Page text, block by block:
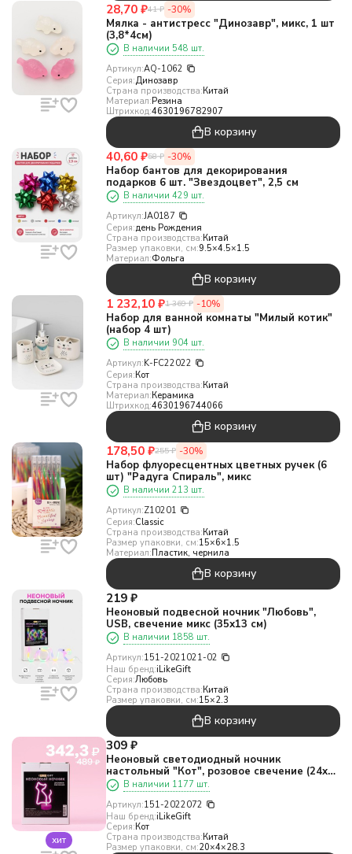
28,70 ₽41 ₽ -30%
Мялка - антистресс "Динозавр", микс, 1 шт
(3,8*4см)
В наличии 548 шт.
Артикул:AQ-1062
Серия:Динозавр
Страна производства:Китай
Материал:Резина
Штрихкод:4630196782907
В корзину
40,60 ₽58 ₽ -30%
Набор бантов для декорирования
подарков 6 шт. "Звездоцвет", 2,5 см
В наличии 429 шт.
Артикул:JA0187
Серия:день Рождения
Страна производства:Китай
Размер упаковки, см:9.5×4.5×1.5
Материал:Фольга
В корзину
1 232,10 ₽1 369 ₽ -10%
Набор для ванной комнаты "Милый котик"
(набор 4 шт)
В наличии 904 шт.
Артикул:K-FC22022
Серия:Кот
Страна производства:Китай
Материал:Керамика
Штрихкод:4630196744066
В корзину
178,50 ₽255 ₽ -30%
Набор флуоресцентных цветных ручек (6
шт) "Радуга Спираль", микс
В наличии 213 шт.
Артикул:Z10201
Серия:Classic
Страна производства:Китай
Размер упаковки, см:15×6×1.5
Материал:Пластик, чернила
В корзину
219 ₽
Неоновый подвесной ночник "Любовь",
USB, свечение микс (35х13 см)
В наличии 1858 шт.
Артикул:151-2021021-02
Наш бренд:iLikeGift
Серия:Любовь
Страна производства:Китай
Размер упаковки, см:15×2.3
В корзину
хит
309 ₽
Неоновый светодиодный ночник
настольный "Кот", розовое свечение (24х16
см) В наличии 1177 шт.
Артикул:151-2022072
Наш бренд:iLikeGift
Серия:Кот
Страна производства:Китай
Размер упаковки, см:20×4×28.3